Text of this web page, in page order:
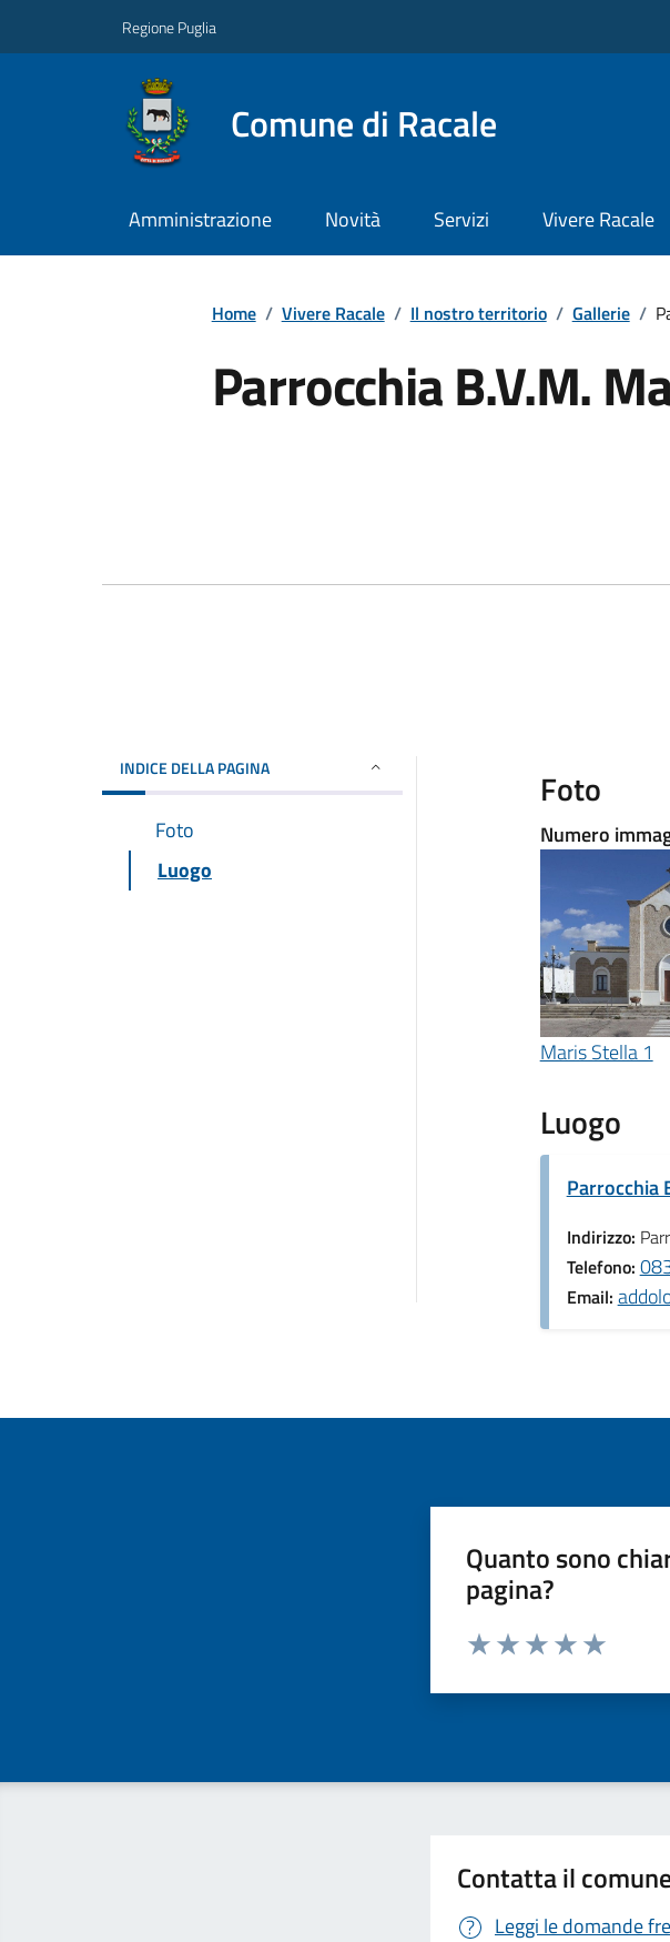
Regione Puglia
Comune di Racale
Amministrazione Novità Servizi Vivere Racale
Home / Vivere Racale / Il nostro territorio / Gallerie /
Parrocchia B.V.M.
INDICE DELLA PAGINA
Foto
Luogo
Foto
Numero
Maris Stella 1
Luogo
Parrocchia
Indirizzo:
Telefono:
Email:
Quanto sono
pagina?
Valuta da 1 a 5 stelle la pagina
Contatta il
Leggi le domande